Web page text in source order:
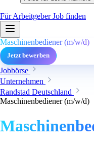
Für ArbeitgeberJob finden
Maschinenbediener (m/w/d)
Jetzt bewerben
Jobbörse
Unternehmen
Randstad Deutschland
Maschinenbediener (m/w/d)